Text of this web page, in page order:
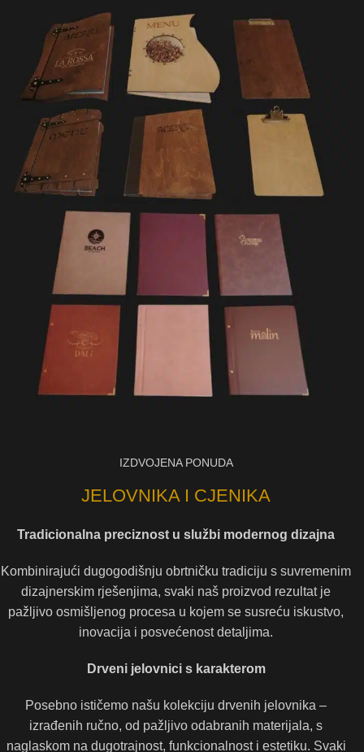
IZDVOJENA PONUDA
JELOVNIKA I CJENIKA
Tradicionalna preciznost u službi modernog dizajna
Kombinirajući dugogodišnju obrtničku tradiciju s suvremenim
dizajnerskim rješenjima, svaki naš proizvod rezultat je
pažljivo osmišljenog procesa u kojem se susreću iskustvo,
inovacija i posvećenost detaljima.
Drveni jelovnici s karakterom
Posebno ističemo našu kolekciju drvenih jelovnika –
izrađenih ručno, od pažljivo odabranih materijala, s
naglaskom na dugotrajnost, funkcionalnost i estetiku. Svaki